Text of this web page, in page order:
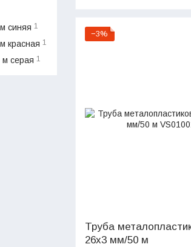
−3%
Труба
26х3 мм/50 м
синяя 1
красная 1
серая 1